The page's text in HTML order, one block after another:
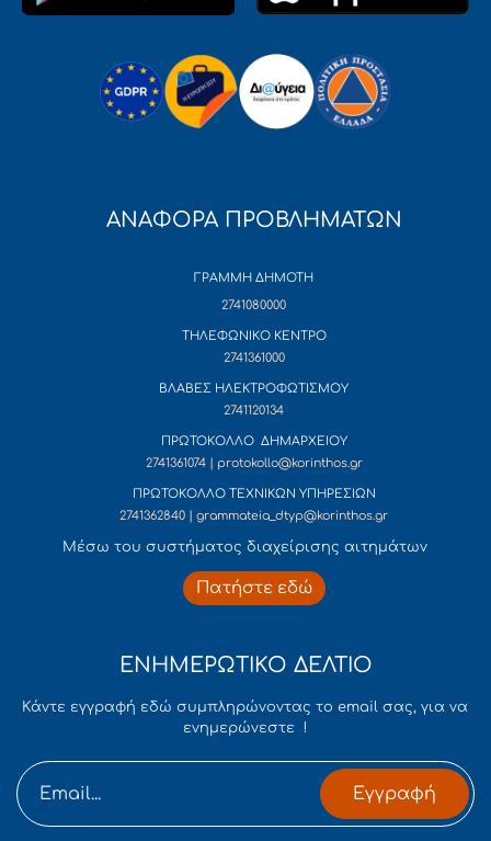
ΑΝΑΦΟΡΑ ΠΡΟΒΛΗΜΑΤΩΝ
ΓΡΑΜΜΗ ΔΗΜΟΤΗ
2741080000
ΤΗΛΕΦΩΝΙΚΟ ΚΕΝΤΡΟ
2741361000
ΒΛΑΒΕΣ ΗΛΕΚΤΡΟΦΩΤΙΣΜΟΥ
2741120134
ΠΡΩΤΟΚΟΛΛΟ ΔΗΜΑΡΧΕΙΟΥ
2741361074 | protokollo@korinthos.gr
ΠΡΩΤΟΚΟΛΛΟ ΤΕΧΝΙΚΩΝ ΥΠΗΡΕΣΙΩΝ
2741362840 | grammateia_dtyp@korinthos.gr
Mέσω του συστήματος διαχείρισης αιτημάτων
Πατήστε εδώ
ΕΝΗΜΕΡΩΤΙΚΟ ΔΕΛΤΙΟ
Κάντε εγγραφή εδώ συμπληρώνοντας το email σας, για να
ενημερώνεστε !
Εγγραφή